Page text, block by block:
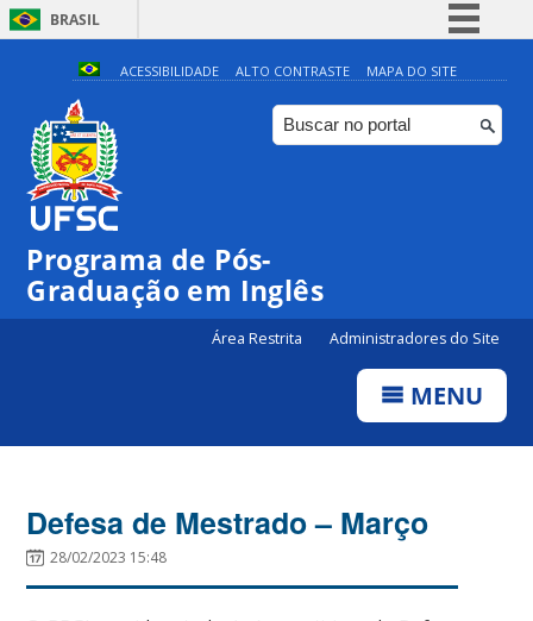
BRASIL
Simplifique!
Comunica BR
Participe
ACESSIBILIDADE ALTO CONTRASTE MAPA DO SITE
Programa de Pós-
Graduação em Inglês
Área Restrita Administradores do Site
MENU
Defesa de Mestrado – Março
28/02/2023 15:48